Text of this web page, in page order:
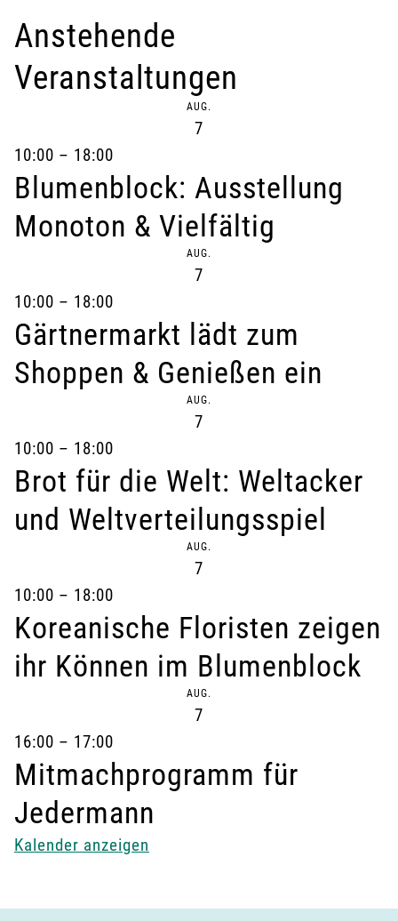
a
n
t
a
l
u
n
g
N
a
v
g
a
i
o
n
Anstehende
Veranstaltungen
AUG.
7
10:00 – 18:00
Blumenblock: Ausstellung
Monoton & Vielfältig
AUG.
7
10:00 – 18:00
Gärtnermarkt lädt zum
Shoppen & Genießen ein
AUG.
7
10:00 – 18:00
Brot für die Welt: Weltacker
und Weltverteilungsspiel
AUG.
7
10:00 – 18:00
Koreanische Floristen zeigen
ihr Können im Blumenblock
AUG.
7
16:00 – 17:00
Mitmachprogramm für
Jedermann
Kalender anzeigen